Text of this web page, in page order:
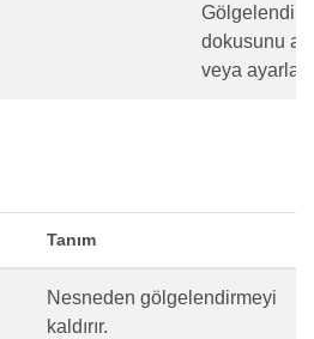
dokusunu
veya ayarlar.
Tanım
Nesneden gölgelendirmeyi
kaldırır.